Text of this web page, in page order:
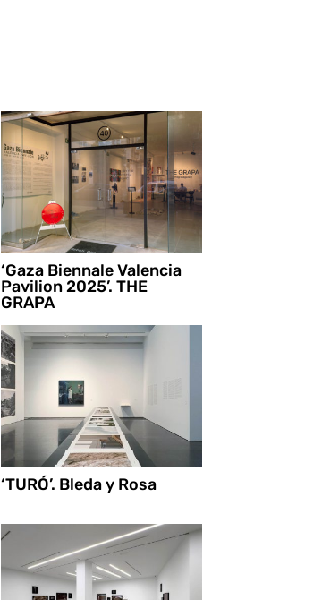
‘Gaza Biennale Valencia
Pavilion 2025’. THE
GRAPA
‘TURÓ’. Bleda y Rosa